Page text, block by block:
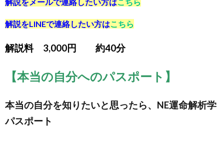
解説をLINEで連絡したい方はこちら
解説料 3,000円 約40分
【本当の自分へのパスポート】
本当の自分を知りたいと思ったら、NE運命解析学
パスポート